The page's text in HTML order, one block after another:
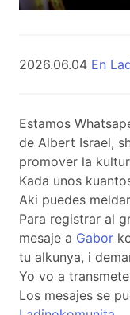
2026.06.04 En
Estamos
de Albert Israel,
promover la
Kada unos
Aki puedes
Para registrar al
mesaje a Gabor
tu alkunya, i
Yo vo a
Los mesajes se